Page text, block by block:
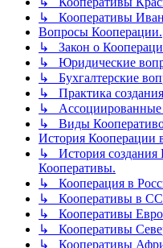
↳ Кооперативы
Вопросы Кооперации.
↳ Закон о
↳ Юридические
↳ Бухгалтерские
↳ Практика
↳ Ассоциированные
↳ Виды
История Кооперации
↳ История создания
Кооперативы.
↳ Кооперация в
↳ Кооперативы в
↳ Кооперативы
↳ Кооперативы
↳ Кооперативы